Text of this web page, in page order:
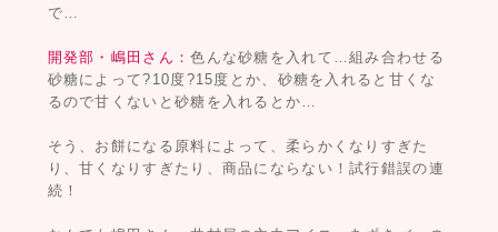
で…
開発部・嶋田さん：色んな砂糖を入れて…組み合わせる
砂糖によって?10度?15度とか、砂糖を入れると甘くな
るので甘くないと砂糖を入れるとか…
そう、お餅になる原料によって、柔らかくなりすぎた
り、甘くなりすぎたり、商品にならない！試行錯誤の連
続！